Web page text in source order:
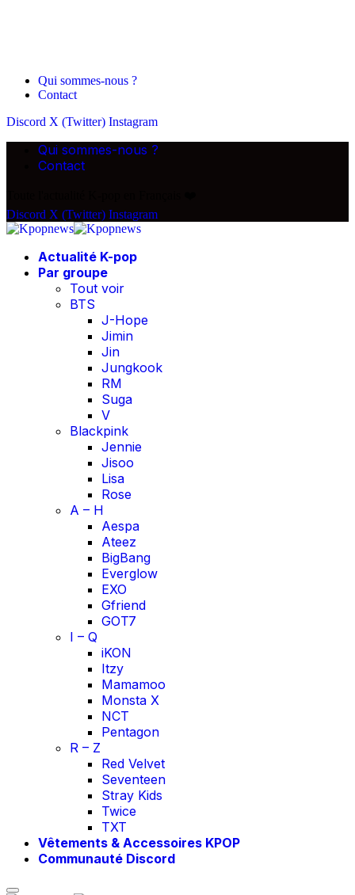
Qui sommes-nous ?
Contact
Discord X (Twitter) Instagram
Qui sommes-nous ?
Contact
Discord X (Twitter) Instagram
Actualité K-pop
Par groupe
Tout voir
BTS
J-Hope
Jimin
Jin
Jungkook
RM
Suga
V
Blackpink
Jennie
Jisoo
Lisa
Rose
A – H
Aespa
Ateez
BigBang
Everglow
EXO
Gfriend
GOT7
I – Q
iKON
Itzy
Mamamoo
Monsta X
NCT
Pentagon
R – Z
Red Velvet
Seventeen
Stray Kids
Twice
TXT
Vêtements & Accessoires KPOP
Communauté Discord